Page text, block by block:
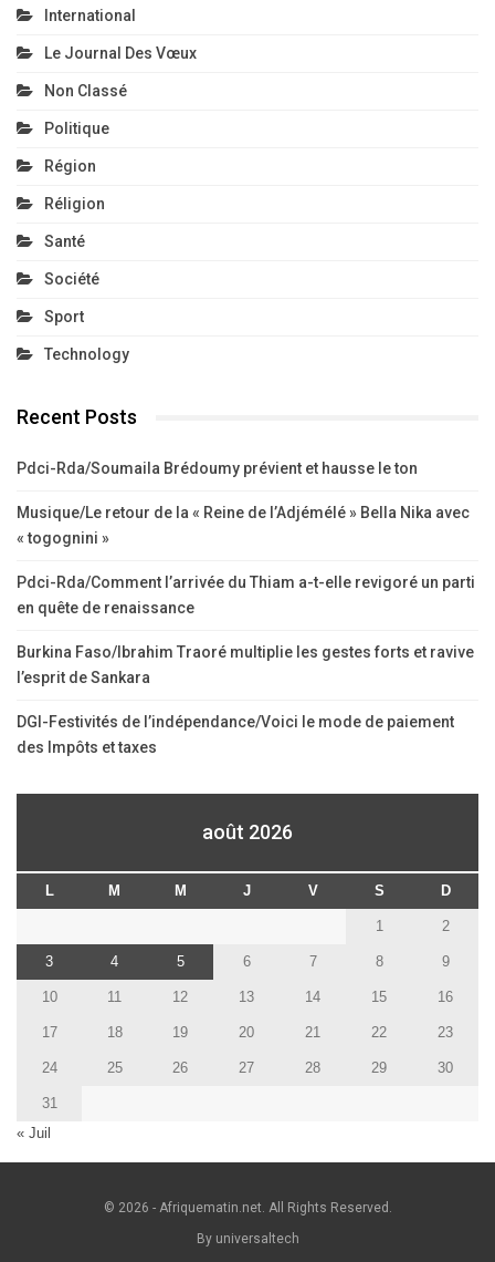
International
Le Journal Des Vœux
Non Classé
Politique
Région
Réligion
Santé
Société
Sport
Technology
Recent Posts
Pdci-Rda/Soumaila Brédoumy prévient et hausse le ton
Musique/Le retour de la « Reine de l’Adjémélé » Bella Nika avec
« togognini »
Pdci-Rda/Comment l’arrivée du Thiam a-t-elle revigoré un parti
en quête de renaissance
Burkina Faso/Ibrahim Traoré multiplie les gestes forts et ravive
l’esprit de Sankara
DGI-Festivités de l’indépendance/Voici le mode de paiement
des Impôts et taxes
août 2026
L M M J V S D
1 2
3 4 5 6 7 8 9
10 11 12 13 14 15 16
17 18 19 20 21 22 23
24 25 26 27 28 29 30
31
« Juil
© 2026 - Afriquematin.net. All Rights Reserved.
By universaltech